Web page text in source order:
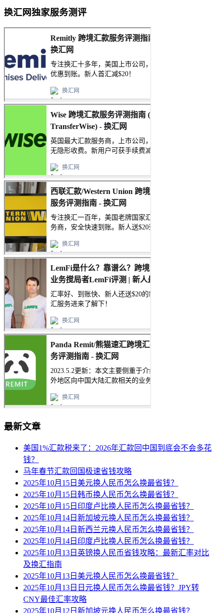
换汇网独家服务测评
最新文章
美国1%汇款税来了：2026年汇款回中国到底会不会多花
钱？
马年春节汇款回国极速省钱攻略
2025年10月15日美元换人民币怎么换最省钱？
2025年10月15日韩币换人民币怎么换最省钱？
2025年10月15日印度卢比换人民币怎么换最省钱？
2025年10月14日新加坡元换人民币怎么换最省钱？
2025年10月14日新西兰元换人民币怎么换最省钱？
2025年10月14日印度卢比换人民币怎么换最省钱？
2025年10月13日英镑换人民币省钱攻略：最新汇率对比
及换汇指南
2025年10月13日美元换人民币怎么换最省钱？
2025年10月13日日元换人民币怎么换最省钱？JPY转
CNY最佳汇率攻略
2025年10月12日新加坡元换人民币怎么换最省钱？